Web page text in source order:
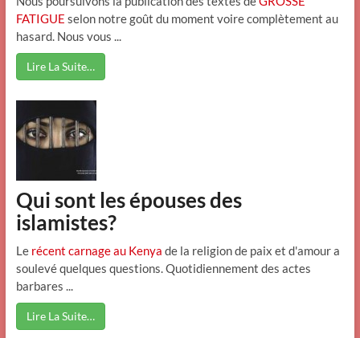
FATIGUE selon notre goût du moment voire complètement au
hasard. Nous vous ...
Lire La Suite…
Qui sont les épouses des
islamistes?
Le récent carnage au Kenya de la religion de paix et d'amour a
soulevé quelques questions. Quotidiennement des actes
barbares ...
Lire La Suite…